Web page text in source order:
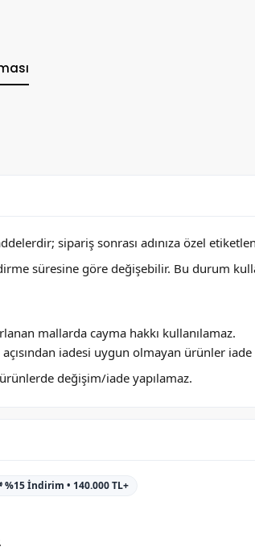
sipariş sonrası adınıza özel
süresine göre değişebilir. Bu durum
mallarda cayma hakkı kullanılamaz.
iadesi uygun olmayan ürünler
değişim/iade yapılamaz.
%15 İndirim • 140.000 TL+